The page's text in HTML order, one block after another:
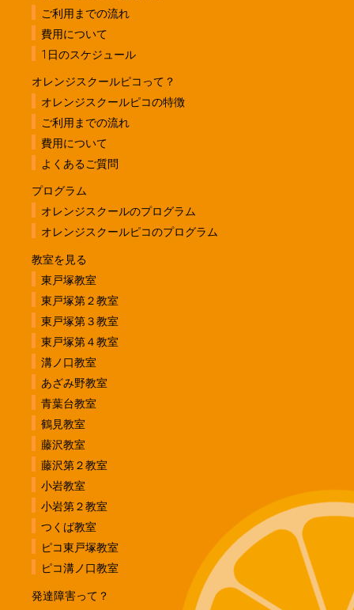
ご利用までの流れ
費用について
1日のスケジュール
オレンジスクールピコって？
オレンジスクールピコの特徴
ご利用までの流れ
費用について
よくあるご質問
プログラム
オレンジスクールのプログラム
オレンジスクールピコのプログラム
教室を見る
東戸塚教室
東戸塚第２教室
東戸塚第３教室
東戸塚第４教室
溝ノ口教室
あざみ野教室
青葉台教室
鶴見教室
藤沢教室
藤沢第２教室
小岩教室
小岩第２教室
つくば教室
ピコ東戸塚教室
ピコ溝ノ口教室
発達障害って？